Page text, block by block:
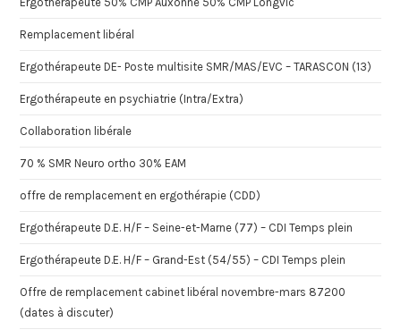
Remplacement libéral
Ergothérapeute DE- Poste multisite SMR/MAS/EVC – TARASCON (13)
Ergothérapeute en psychiatrie (Intra/Extra)
Collaboration libérale
70 % SMR Neuro ortho 30% EAM
offre de remplacement en ergothérapie (CDD)
Ergothérapeute D.E. H/F – Seine-et-Marne (77) – CDI Temps plein
Ergothérapeute D.E. H/F – Grand-Est (54/55) – CDI Temps plein
Offre de remplacement cabinet libéral novembre-mars 87200
(dates à discuter)